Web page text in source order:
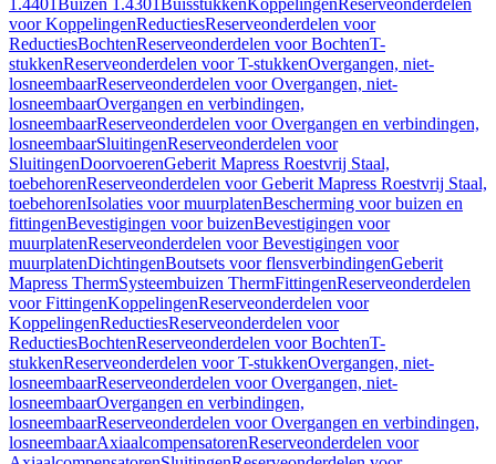
1.4401Buizen 1.4301BuisstukkenKoppelingenReserveonderdelen
voor KoppelingenReductiesReserveonderdelen voor
ReductiesBochtenReserveonderdelen voor BochtenT-
stukkenReserveonderdelen voor T-stukkenOvergangen, niet-
losneembaarReserveonderdelen voor Overgangen, niet-
losneembaarOvergangen en verbindingen,
losneembaarReserveonderdelen voor Overgangen en verbindingen,
losneembaarSluitingenReserveonderdelen voor
SluitingenDoorvoerenGeberit Mapress Roestvrij Staal,
toebehorenReserveonderdelen voor Geberit Mapress Roestvrij Staal,
toebehorenIsolaties voor muurplatenBescherming voor buizen en
fittingenBevestigingen voor buizenBevestigingen voor
muurplatenReserveonderdelen voor Bevestigingen voor
muurplatenDichtingenBoutsets voor flensverbindingenGeberit
Mapress ThermSysteembuizen ThermFittingenReserveonderdelen
voor FittingenKoppelingenReserveonderdelen voor
KoppelingenReductiesReserveonderdelen voor
ReductiesBochtenReserveonderdelen voor BochtenT-
stukkenReserveonderdelen voor T-stukkenOvergangen, niet-
losneembaarReserveonderdelen voor Overgangen, niet-
losneembaarOvergangen en verbindingen,
losneembaarReserveonderdelen voor Overgangen en verbindingen,
losneembaarAxiaalcompensatorenReserveonderdelen voor